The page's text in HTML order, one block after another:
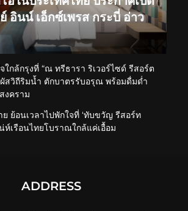
อินน์ เอ็กซ์เพรส กระบี่ อ่าว
ใกล้กรุงที่ “ณ ทรีธารา ริเวอร์ไซด์ รีสอร์ต
สวิถีริมน้ำ ตักบาตรรับอรุณ พร้อมดื่มด่ำ
งคราม
ย ย้อนเวลาไปพักใจที่ ‘ทับขวัญ รีสอร์ท
ห์เรือนไทยโบราณใกล้แค่เอื้อม
ADDRESS